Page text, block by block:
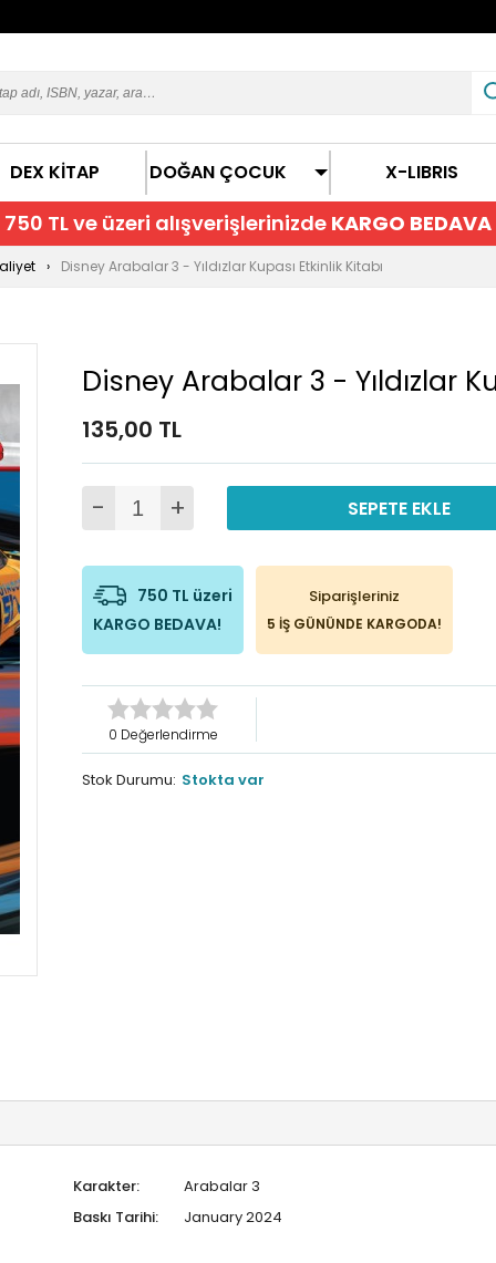
DEX KİTAP DOĞAN ÇOCUK X-LIBRIS
750 TL ve üzeri alışverişlerinizde KARGO BEDAVA
Disney Arabalar 3 - Yıldızlar Kupası Etkinlik Kitabı
Disney Arabalar 3 - Yıldızlar
135,00 TL
- + SEPETE EKLE
750 TL üzeri
KARGO BEDAVA!
Siparişleriniz
5 İŞ GÜNÜNDE KARGODA!
0 Değerlendirme
Stok Durumu: Stokta var
Karakter:
Arabalar 3
Baskı Tarihi:
January 2024